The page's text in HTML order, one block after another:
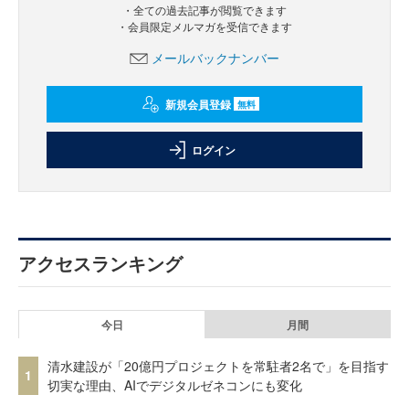
・全ての過去記事が閲覧できます
・会員限定メルマガを受信できます
メールバックナンバー
新規会員登録 無料
ログイン
アクセスランキング
今日 月間
1
清水建設が「20億円プロジェクトを常駐者2名で」を目指す
切実な理由、AIでデジタルゼネコンにも変化